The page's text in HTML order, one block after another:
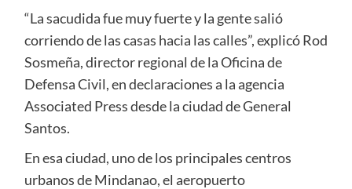
“La sacudida fue muy fuerte y la gente salió
corriendo de las casas hacia las calles”, explicó Rod
Sosmeña, director regional de la Oficina de
Defensa Civil, en declaraciones a la agencia
Associated Press desde la ciudad de General
Santos.
En esa ciudad, uno de los principales centros
urbanos de Mindanao, el aeropuerto